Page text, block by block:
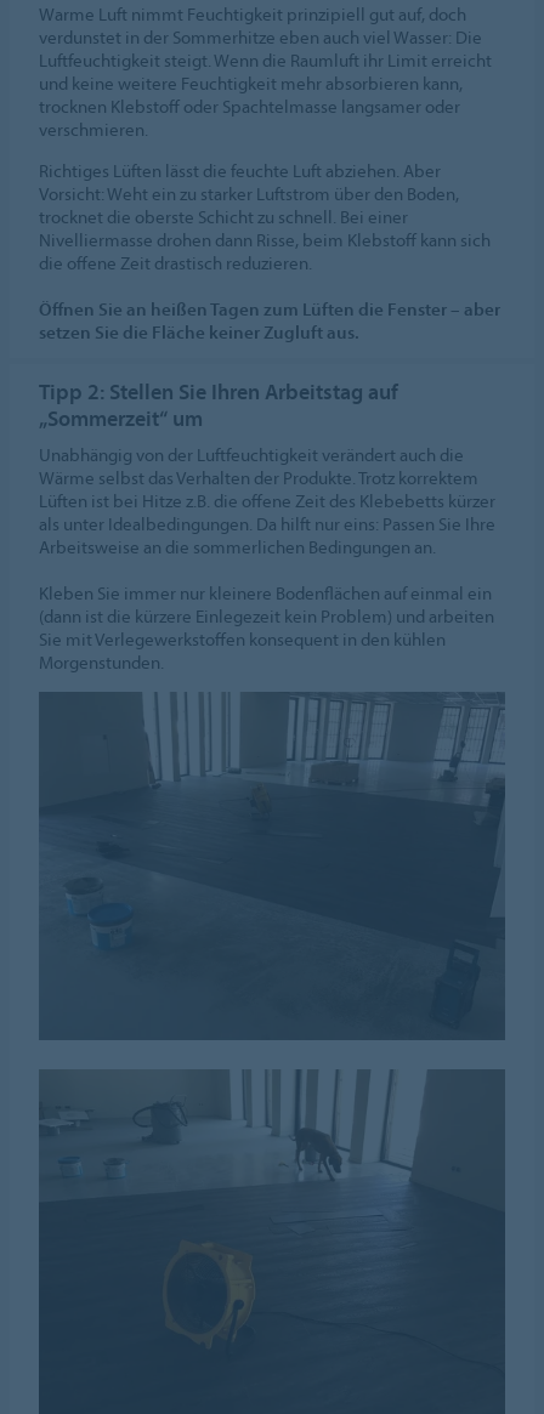
Warme Luft nimmt Feuchtigkeit prinzipiell gut auf, doch
verdunstet in der Sommerhitze eben auch viel Wasser: Die
Luftfeuchtigkeit steigt. Wenn die Raumluft ihr Limit erreicht
und keine weitere Feuchtigkeit mehr absorbieren kann,
trocknen Klebstoff oder Spachtelmasse langsamer oder
verschmieren.
Richtiges Lüften lässt die feuchte Luft abziehen. Aber
Vorsicht: Weht ein zu starker Luftstrom über den Boden,
trocknet die oberste Schicht zu schnell. Bei einer
Nivelliermasse drohen dann Risse, beim Klebstoff kann sich
die offene Zeit drastisch reduzieren.
Öffnen Sie an heißen Tagen zum Lüften die Fenster – aber
setzen Sie die Fläche keiner Zugluft aus.
Tipp 2: Stellen Sie Ihren Arbeitstag auf
„Sommerzeit“ um
Unabhängig von der Luftfeuchtigkeit verändert auch die
Wärme selbst das Verhalten der Produkte. Trotz korrektem
Lüften ist bei Hitze z.B. die offene Zeit des Klebebetts kürzer
als unter Idealbedingungen. Da hilft nur eins: Passen Sie Ihre
Arbeitsweise an die sommerlichen Bedingungen an.
Kleben Sie immer nur kleinere Bodenflächen auf einmal ein
(dann ist die kürzere Einlegezeit kein Problem) und arbeiten
Sie mit Verlegewerkstoffen konsequent in den kühlen
Morgenstunden.